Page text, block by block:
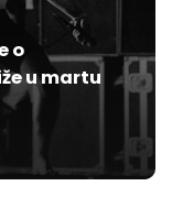
o
u martu